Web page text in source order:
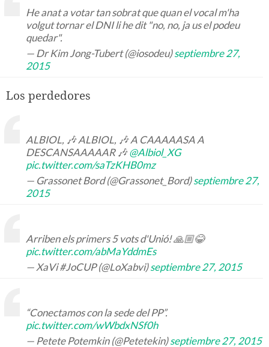
He anat a votar tan sobrat que quan el vocal m'ha
volgut tornar el DNI li he dit "no, no, ja us el podeu
quedar".
— Dr Kim Jong-Tubert (@iosodeu)septiembre 27,
2015
Los perdedores
ALBIOL, 🎶 ALBIOL, 🎶 A CAAAAASA A
DESCANSAAAAAR 🎶@Albiol_XG
pic.twitter.com/saTzKHB0mz
— Grassonet Bord (@Grassonet_Bord)septiembre 27,
2015
Arriben els primers 5 vots d'Unió! 🙏🏼😂
pic.twitter.com/abMaYddmEs
— XaVi #JoCUP (@LoXabvi)septiembre 27, 2015
“Conectamos con la sede del PP”.
pic.twitter.com/wWbdxNSf0h
— Petete Potemkin (@Petetekin)septiembre 27, 2015